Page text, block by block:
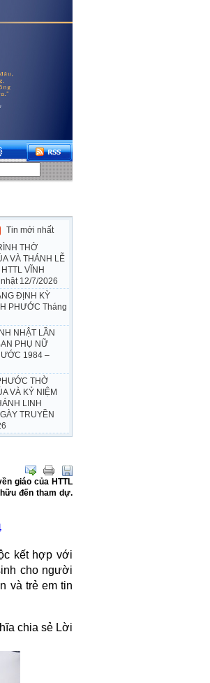
Tin mới nhất
THỜ
VÀ THÁNH LỄ
VĨNH
12/7/2026
ĐỊNH KỲ
PHƯỚC Tháng
NHẬT LẦN
PHỤ NỮ
1984 –
THỜ
VÀ KỶ NIỆM
LINH
TRUYỀN
giáo của HTTL
đến tham dự.
kết hợp với
cho người
và trẻ em tin
chia sẻ Lời